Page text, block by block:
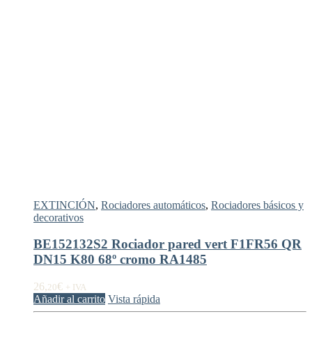
EXTINCIÓN, Rociadores automáticos, Rociadores básicos y
decorativos
BE152132S2 Rociador pared vert F1FR56 QR
DN15 K80 68º cromo RA1485
26,20€ + IVA
Añadir al carrito Vista rápida